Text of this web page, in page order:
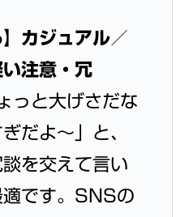
】カジュアル／
注意・冗
っと大げさだな
だよ〜」と、
を交えて言い
適です。SNSの